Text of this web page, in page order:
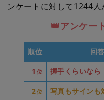
ンケートに対して1244人
👑アンケー
順位 回答
1 位 握手くらいなら
2位 写真もサインも